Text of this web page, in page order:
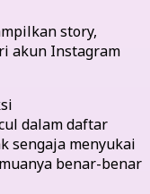
story,
akun Instagram
dalam daftar
sengaja menyukai
benar-benar